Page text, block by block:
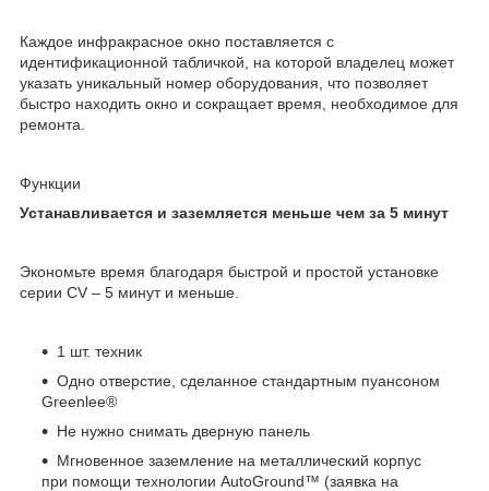
Каждое инфракрасное окно поставляется с
идентификационной табличкой, на которой владелец может
указать уникальный номер оборудования, что позволяет
быстро находить окно и сокращает время, необходимое для
ремонта.
Функции
Устанавливается и заземляется меньше чем за 5 минут
Экономьте время благодаря быстрой и простой установке
серии CV – 5 минут и меньше.
1 шт. техник
Одно отверстие, сделанное стандартным пуансоном
Greenlee®
Не нужно снимать дверную панель
Мгновенное заземление на металлический корпус
при помощи технологии AutoGround™ (заявка на